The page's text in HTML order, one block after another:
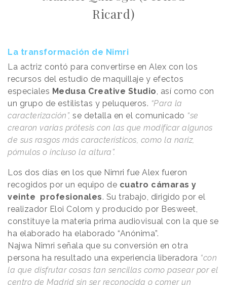
Ricard)
La transformación de Nimri
La actriz contó para convertirse en Alex con los
recursos del estudio de maquillaje y efectos
especiales Medusa Creative Studio, así como con
un grupo de estilistas y peluqueros. “Para la
caracterización”, se detalla en el comunicado “se
crearon varias prótesis con las que modificar algunos
de sus rasgos más característicos, como la nariz,
pómulos o incluso la altura”.
Los dos días en los que Nimri fue Alex fueron
recogidos por un equipo de cuatro cámaras y
veinte profesionales. Su trabajo, dirigido por el
realizador Eloi Colom y producido por Besweet,
constituye la materia prima audiovisual con la que se
ha elaborado ha elaborado “Anónima”.
Najwa Nimri señala que su conversión en otra
persona ha resultado una experiencia liberadora “con
la que disfrutar cosas tan sencillas como pasear por el
centro de Madrid sin ser reconocida o comer un